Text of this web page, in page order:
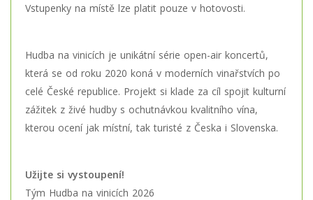
Vstupenky na místě lze platit pouze v hotovosti.
Hudba na vinicích je unikátní série open-air koncertů,
která se od roku 2020 koná v moderních vinařstvích po
celé České republice. Projekt si klade za cíl spojit kulturní
zážitek z živé hudby s ochutnávkou kvalitního vína,
kterou ocení jak místní, tak turisté z Česka i Slovenska.
Užijte si vystoupení!
Tým Hudba na vinicích 2026